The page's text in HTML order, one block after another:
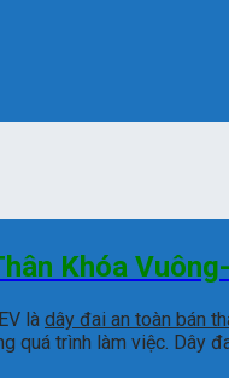
Khóa
là dây đai an toàn bán
quá trình làm việc. Dây